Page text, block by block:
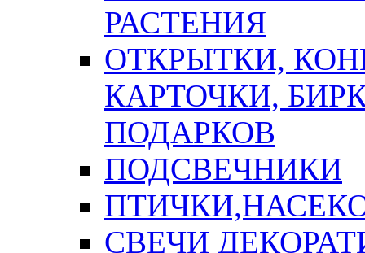
РАСТЕНИЯ
ОТКРЫТКИ,
КАРТОЧКИ,
ПОДАРКОВ
ПОДСВЕЧНИКИ
СВЕЧИ